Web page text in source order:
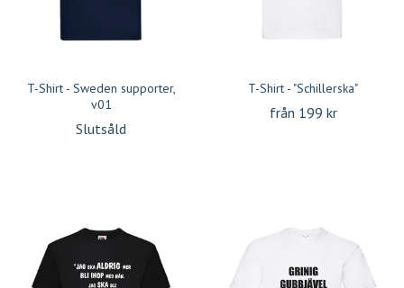
T-Shirt - Sweden supporter,
v01
Slutsåld
T-Shirt - "Schillerska"
från 199 kr